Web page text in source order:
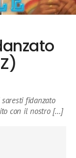
saresti fidanzato
con il nostro […]